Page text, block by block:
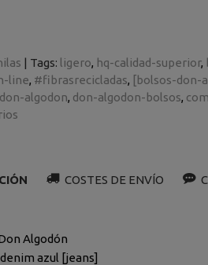
| Tags: ligero hq-calidad-superior
line #fibrasrecicladas [bolsos-don-
algodon don-algodon-bolsos
COSTES DE ENVÍO
Algodón
azul [jeans]